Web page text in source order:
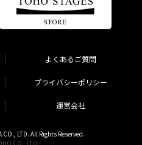
よくあるご質問
プライバシーポリシー
運営会社
LTD. All Rights Reserved.
CO., LTD.